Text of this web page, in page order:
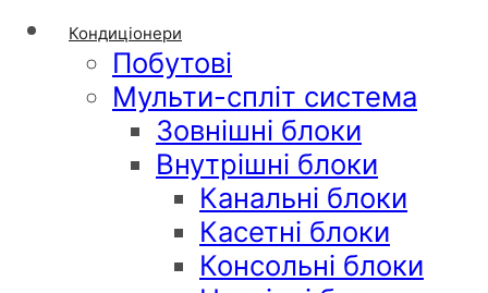
Кондиціонери
Побутові
Мульти-спліт система
Зовнішні блоки
Внутрішні блоки
Канальні блоки
Касетні блоки
Консольні блоки